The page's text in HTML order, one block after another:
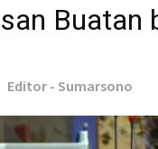
Buatan
Editor - Sumarsono